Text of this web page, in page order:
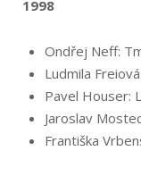
1998
Ondřej Neff:
Ludmila
Pavel Houser:
Jaroslav
Františka